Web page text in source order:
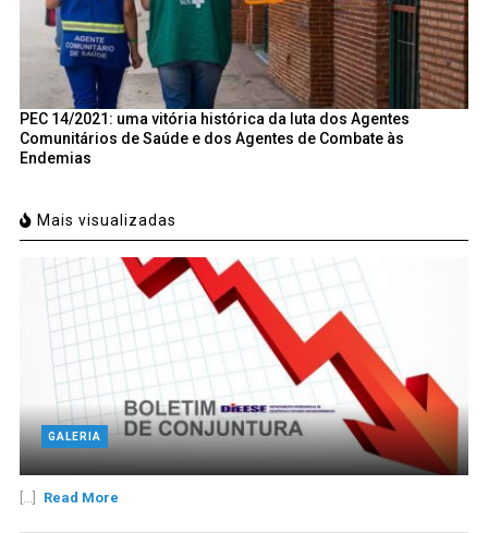
PEC 14/2021: uma vitória histórica da luta dos Agentes
Comunitários de Saúde e dos Agentes de Combate às
Endemias
Mais visualizadas
GALERIA
Read More